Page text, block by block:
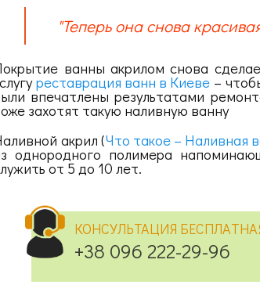
"Теперь она снова
ванны акрилом снова
реставрация ванн в Киеве –
впечатлены результатами
захотят такую наливную ванну
акрил (Что такое – Наливная
однородного полимера
от 5 до 10 лет.
КОНСУЛЬТАЦИЯ
+38 096 222-29-96